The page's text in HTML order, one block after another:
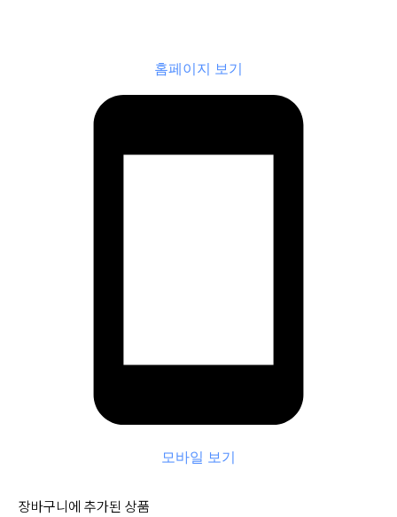
홈페이지 보기
모바일 보기
장바구니에 추가된 상품